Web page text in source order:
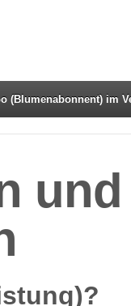
(Blumenabonnent) im
und